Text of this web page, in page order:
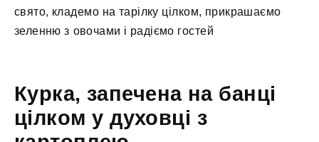
свято, кладемо на тарілку цілком, прикрашаємо
зеленню з овочами і радіємо гостей
Курка, запечена на банці
цілком у духовці з